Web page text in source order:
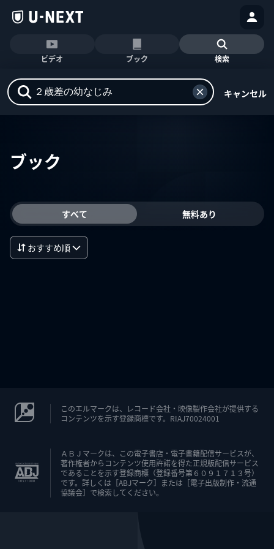
ビデオ ブック 検索
キャンセル
ブック
すべて 無料あり
おすすめ順
このエルマークは、レコード会社・映像製作会社が提供する
コンテンツを示す登録商標です。RIAJ70024001
ＡＢＪマークは、この電子書店・電子書籍配信サービスが、
著作権者からコンテンツ使用許諾を得た正規版配信サービス
であることを示す登録商標（登録番号第６０９１７１３号）
です。詳しくは［ABJマーク］または［電子出版制作・流通
協議会］で検索してください。